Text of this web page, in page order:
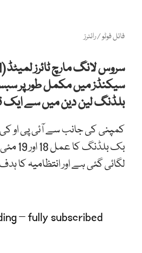
فائل فوٹو / رائٹرز
سیکنڈز میں مکمل طور پر
بلڈنگ لین دین میں سے ایک
لگائی گئی ہے اور انتظامیہ کا
– fully subscribed